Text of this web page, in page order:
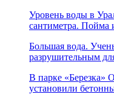
Уровень воды в
сантиметра. Пойма
Большая вода.
разрушительным
В парке «Березка»
установили